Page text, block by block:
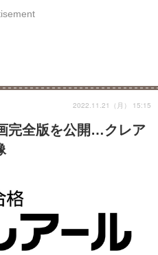
明会・相談会
完全版を公開…クレア
2022.11.21（月） 15:15